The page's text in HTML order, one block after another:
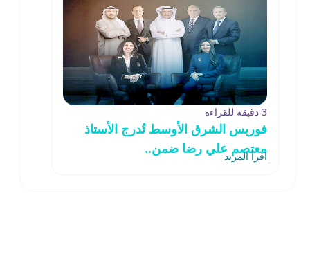
3 دقيقة للقراءة
فوربس الشرق الأوسط تُدرج الأستاذ
معتصم علي رضا ضمن..
اقرأ المزيد